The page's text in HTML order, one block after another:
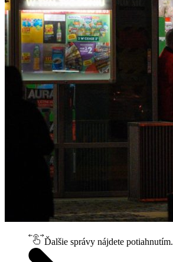
Ďalšie správy nájdete potiahnutím.